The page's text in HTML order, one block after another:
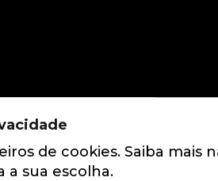
de cookies. Saiba mais
a sua escolha.